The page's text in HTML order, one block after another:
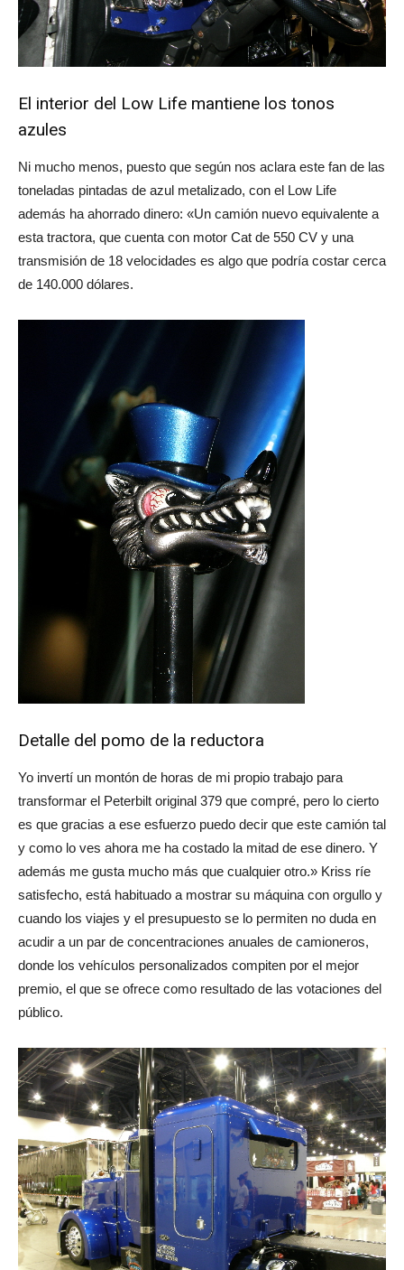
El interior del Low Life mantiene los tonos
azules
Ni mucho menos, puesto que según nos aclara este fan de las
toneladas pintadas de azul metalizado, con el Low Life
además ha ahorrado dinero: «Un camión nuevo equivalente a
esta tractora, que cuenta con motor Cat de 550 CV y una
transmisión de 18 velocidades es algo que podría costar cerca
de 140.000 dólares.
Detalle del pomo de la reductora
Yo invertí un montón de horas de mi propio trabajo para
transformar el Peterbilt original 379 que compré, pero lo cierto
es que gracias a ese esfuerzo puedo decir que este camión tal
y como lo ves ahora me ha costado la mitad de ese dinero. Y
además me gusta mucho más que cualquier otro.» Kriss ríe
satisfecho, está habituado a mostrar su máquina con orgullo y
cuando los viajes y el presupuesto se lo permiten no duda en
acudir a un par de concentraciones anuales de camioneros,
donde los vehículos personalizados compiten por el mejor
premio, el que se ofrece como resultado de las votaciones del
público.